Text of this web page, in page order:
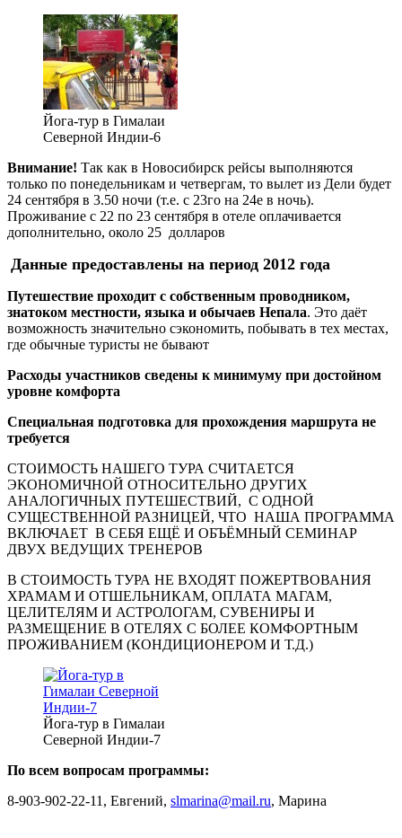
Йога-тур в Гималаи
Северной Индии-6
Внимание! Так как в Новосибирск рейсы выполняются
только по понедельникам и четвергам, то вылет из Дели будет
24 сентября в 3.50 ночи (т.е. с 23го на 24е в ночь).
Проживание с 22 по 23 сентября в отеле оплачивается
дополнительно, около 25 долларов
Данные предоставлены на период 2012 года
Путешествие проходит с собственным проводником,
знатоком местности, языка и обычаев Непала. Это даёт
возможность значительно сэкономить, побывать в тех местах,
где обычные туристы не бывают
Расходы участников сведены к минимуму при достойном
уровне комфорта
Специальная подготовка для прохождения маршрута не
требуется
СТОИМОСТЬ НАШЕГО ТУРА СЧИТАЕТСЯ
ЭКОНОМИЧНОЙ ОТНОСИТЕЛЬНО ДРУГИХ
АНАЛОГИЧНЫХ ПУТЕШЕСТВИЙ, С ОДНОЙ
СУЩЕСТВЕННОЙ РАЗНИЦЕЙ, ЧТО НАША ПРОГРАММА
ВКЛЮЧАЕТ В СЕБЯ ЕЩЁ И ОБЪЁМНЫЙ СЕМИНАР
ДВУХ ВЕДУЩИХ ТРЕНЕРОВ
В СТОИМОСТЬ ТУРА НЕ ВХОДЯТ ПОЖЕРТВОВАНИЯ
ХРАМАМ И ОТШЕЛЬНИКАМ, ОПЛАТА МАГАМ,
ЦЕЛИТЕЛЯМ И АСТРОЛОГАМ, СУВЕНИРЫ И
РАЗМЕЩЕНИЕ В ОТЕЛЯХ С БОЛЕЕ КОМФОРТНЫМ
ПРОЖИВАНИЕМ (КОНДИЦИОНЕРОМ И Т.Д.)
Йога-тур в Гималаи
Северной Индии-7
По всем вопросам программы:
8-903-902-22-11, Евгений, slmarina@mail.ru, Марина